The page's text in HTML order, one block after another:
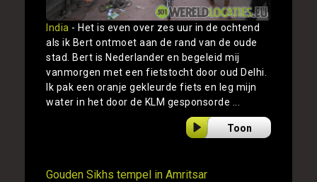
India - Het is even over zes uur in de ochtend
als ik Bert ontmoet aan de rand van de oude
stad. Bert is Nederlander en begeleid mij
vanmorgen met een fietstocht door oud Delhi.
Ik pak een oranje gekleurde fiets en leg mijn
water in het door de KLM gesponsorde ...
Toon
Gouden Sikhs tempel in Amritsar